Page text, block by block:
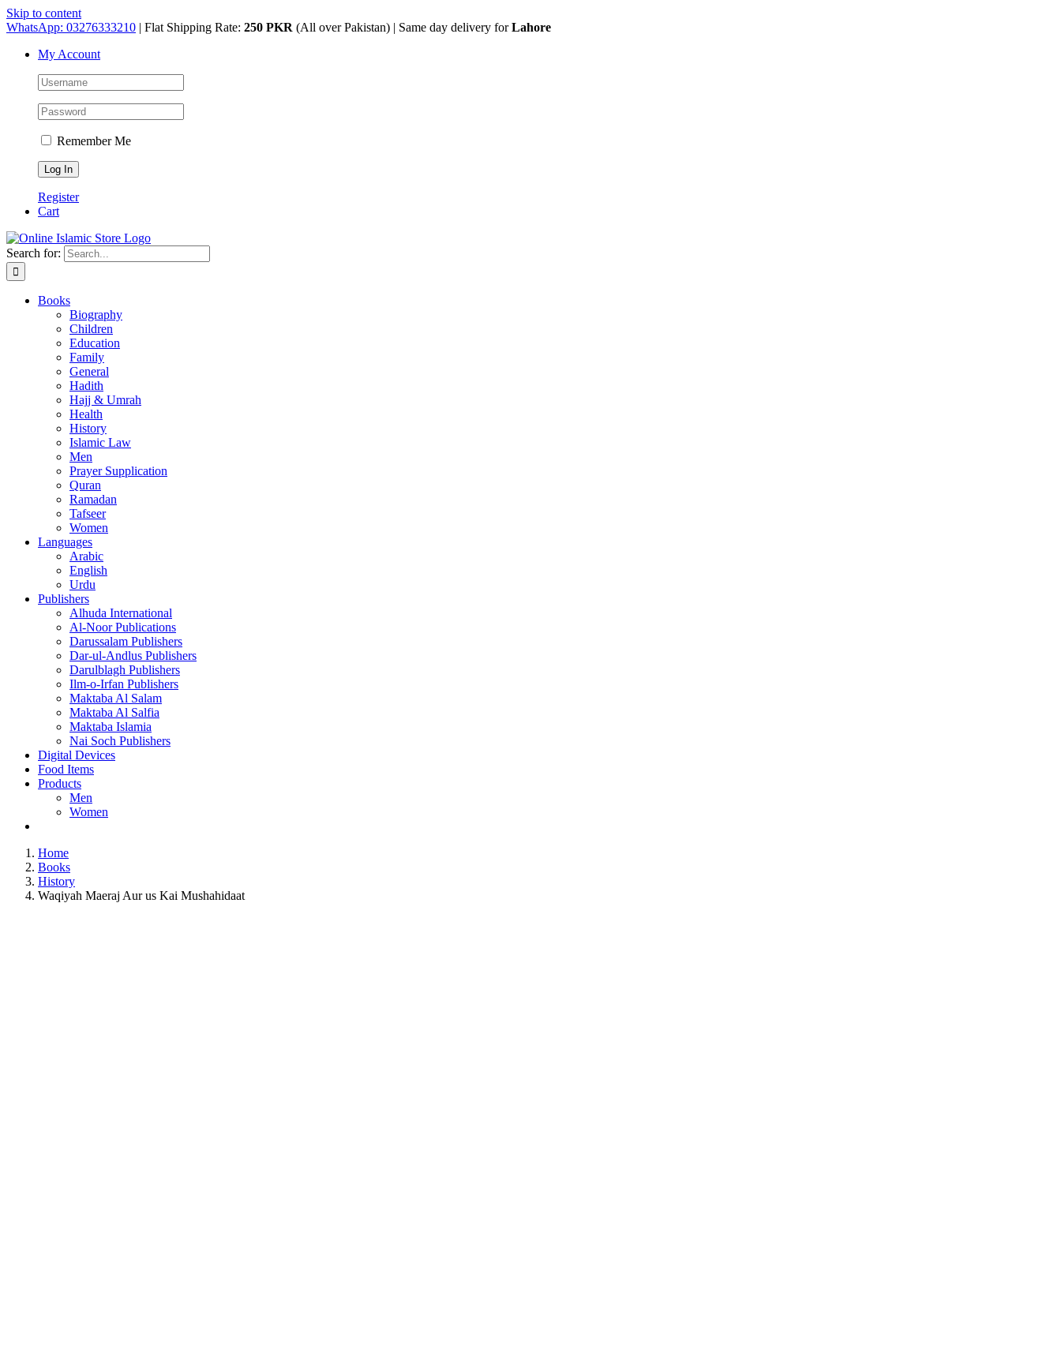
Skip to content
WhatsApp: 03276333210 | Flat Shipping Rate: 250 PKR (All over Pakistan) | Same day delivery forLahore
My Account
Remember Me
Register
Cart
Search for:
Books
Biography
Children
Education
Family
General
Hadith
Hajj & Umrah
Health
History
Islamic Law
Men
Prayer Supplication
Quran
Ramadan
Tafseer
Women
Languages
Arabic
English
Urdu
Publishers
Alhuda International
Al-Noor Publications
Darussalam Publishers
Dar-ul-Andlus Publishers
Darulblagh Publishers
Ilm-o-Irfan Publishers
Maktaba Al Salam
Maktaba Al Salfia
Maktaba Islamia
Nai Soch Publishers
Digital Devices
Food Items
Products
Men
Women
Home
Books
History
Waqiyah Maeraj Aur us Kai Mushahidaat